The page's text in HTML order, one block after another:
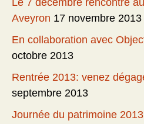
Le 7 décembre rencontre
Aveyron 17 novembre 2013
En collaboration avec
octobre 2013
Rentrée 2013: venez
septembre 2013
Journée du patrimoine